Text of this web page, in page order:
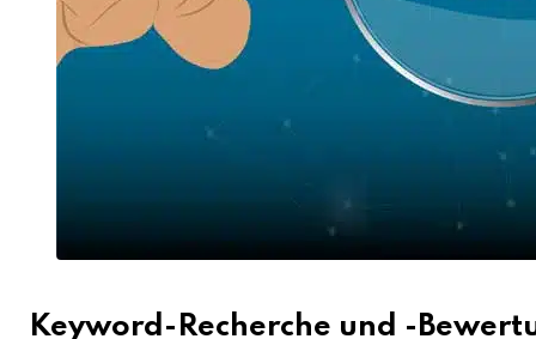
Keyword-Recherche und -